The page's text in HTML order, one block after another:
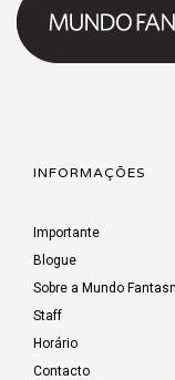
INFORMAÇÕES
Importante
Blogue
Sobre a Mundo
Staff
Horário
Contacto